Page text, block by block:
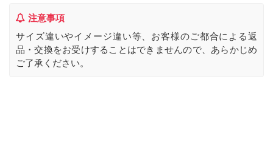
注意事項
サイズ違いやイメージ違い等、お客様のご都合による返
品・交換をお受けすることはできませんので、あらかじめ
ご了承ください。